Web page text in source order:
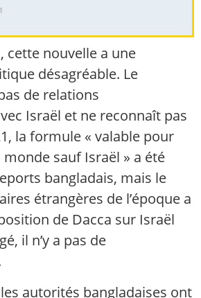
cette nouvelle a une
désagréable. Le
de relations
Israël et ne reconnaît pas
la formule « valable pour
sauf Israël » a été
bangladais, mais le
étrangères de l’époque a
de Dacca sur Israël
il n’y a pas de
autorités bangladaises ont